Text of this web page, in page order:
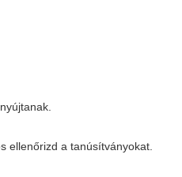
ellenőrizd a tanúsítványokat.